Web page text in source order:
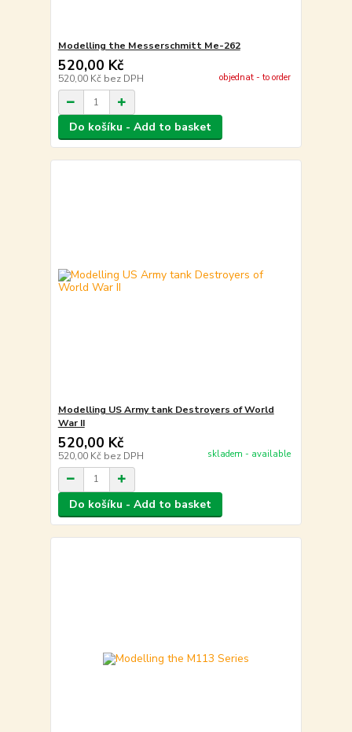
Modelling the Messerschmitt Me-262
520,00 Kč
520,00 Kč bez DPH objednat - to order
Do košíku - Add to basket
Modelling US Army tank Destroyers of World
War II
520,00 Kč
520,00 Kč bez DPH skladem - available
Do košíku - Add to basket